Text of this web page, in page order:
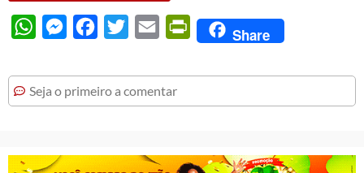
WhatsAppMessengerFacebook
Twitter Email PrintFriendly
Share
Seja o primeiro a comentar